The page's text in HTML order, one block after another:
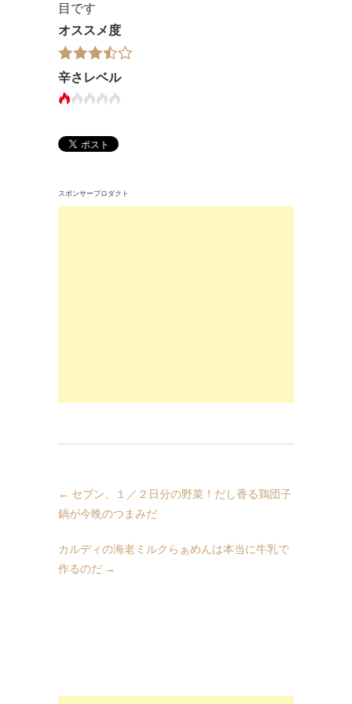
目です
オススメ度
辛さレベル
スポンサープロダクト
← セブン、１／２日分の野菜！だし香る鶏団子
鍋が今晩のつまみだ
カルディの海老ミルクらぁめんは本当に牛乳で
作るのだ →